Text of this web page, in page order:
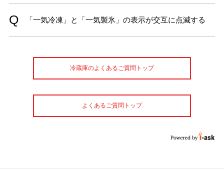
「一気冷凍」と「一気製氷」の表示が交互に点滅する
冷蔵庫のよくあるご質問トップ
よくあるご質問トップ